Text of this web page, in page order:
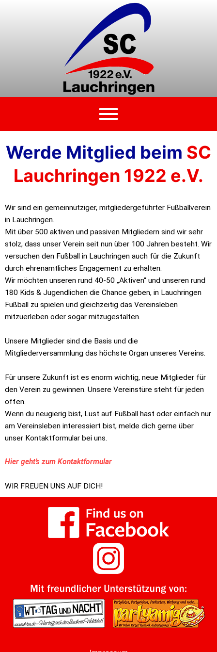
Werde Mitglied beim SC
Lauchringen 1922 e.V.
Wir sind ein gemeinnütziger, mitgliedergeführter Fußballverein
in Lauchringen.
Mit über 500 aktiven und passiven Mitgliedern sind wir sehr
stolz, dass unser Verein seit nun über 100 Jahren besteht. Wir
versuchen den Fußball in Lauchringen auch für die Zukunft
durch ehrenamtliches Engagement zu erhalten.
Wir möchten unseren rund 40-50 „Aktiven“ und unseren rund
180 Kids & Jugendlichen die Chance geben, in Lauchringen
Fußball zu spielen und gleichzeitig das Vereinsleben
mitzuerleben oder sogar mitzugestalten.
Unsere Mitglieder sind die Basis und die
Mitgliederversammlung das höchste Organ unseres Vereins.
Für unsere Zukunft ist es enorm wichtig, neue Mitglieder für
den Verein zu gewinnen. Unsere Vereinstüre steht für jeden
offen.
Wenn du neugierig bist, Lust auf Fußball hast oder einfach nur
am Vereinsleben interessiert bist, melde dich gerne über
unser Kontaktformular bei uns.
Hier geht’s zum Kontaktformular
WIR FREUEN UNS AUF DICH!